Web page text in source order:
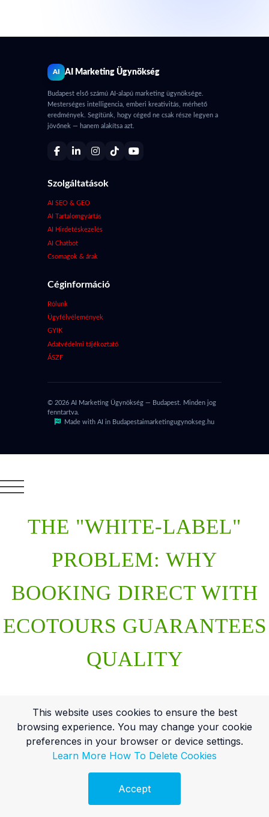
AI AI Marketing Ügynökség
Budapest első számú AI-alapú marketing ügynöksége.
Mesterséges intelligencia, emberi kreativitás, mérhető
eredmények. Segítünk, hogy céged ne csak része legyen a
jövőnek — hanem alakítsa azt.
Szolgáltatások
AI SEO & GEO
AI Tartalomgyártás
AI Hirdetéskezelés
AI Chatbot
Csomagok & árak
Céginformáció
Rólunk
Ügyfélvélemények
GYIK
Adatvédelmi tájékoztató
ÁSZF
© 2026 AI Marketing Ügynökség — Budapest. Minden jog
fenntartva.
Made with AI in Budapestaimarketingugynokseg.hu
THE "WHITE-LABEL"
PROBLEM: WHY
BOOKING DIRECT WITH
ECOTOURS GUARANTEES
QUALITY
This website uses cookies to ensure the best
browsing experience. You may change your cookie
preferences in your browser or device settings.
Learn More How To Delete Cookies
Accept